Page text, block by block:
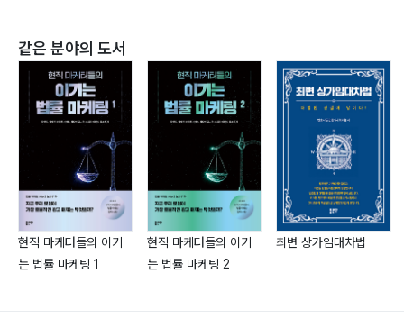
223 경제: 교환의 움직임
231 경제성장: 교환 능력 향상도
252 자산상태표: 자산=부채+자본
263 자산의 종류: 주식, 채권, 부동산
276 기업가 정신: 사업을 시작하기 전에
285 군중심리: 투자를 시작하기 전에
299 맺음말
같은 분야의 도서
현직 마케터들의 이기
는 법률 마케팅 1
현직 마케터들의 이기
는 법률 마케팅 2
최변 상가임대차법